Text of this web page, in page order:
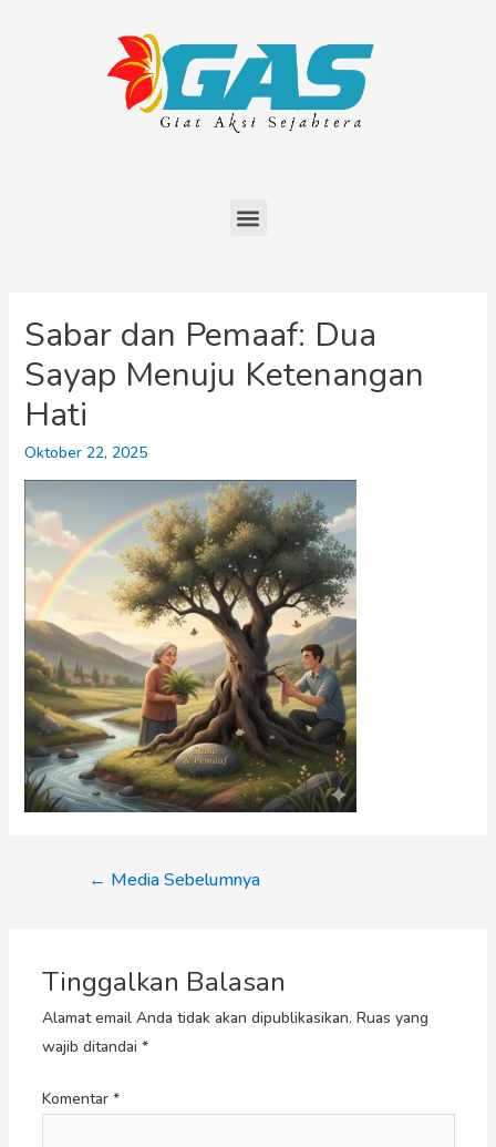
Sabar dan Pemaaf: Dua
Sayap Menuju Ketenangan
Hati
Oktober 22, 2025
← Media Sebelumnya
Tinggalkan Balasan
Alamat email Anda tidak akan dipublikasikan. Ruas yang
wajib ditandai *
Komentar *